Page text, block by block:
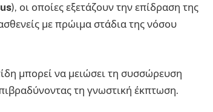
), οι οποίες εξετάζουν την επίδραση της
με πρώιμα στάδια της νόσου
μπορεί να μειώσει τη συσσώρευση
τη γνωστική έκπτωση.